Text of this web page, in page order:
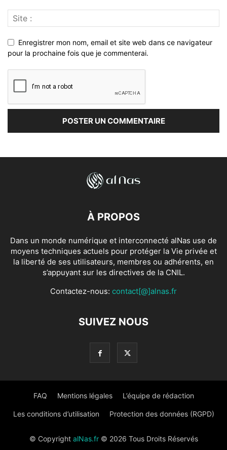
Enregistrer mon nom, email et site web dans ce navigateur
pour la prochaine fois que je commenterai.
À PROPOS
Dans un monde numérique et interconnecté alNas use de
moyens techniques actuels pour protéger la Vie privée et
la liberté de ses utilisateurs, membres ou adhérents, en
s’appuyant sur les directives de la CNIL.
Contactez-nous: contact[@]alnas.fr
SUIVEZ NOUS
FAQ Mentions légales L’équipe de rédaction
Les conditions d’utilisation Protection des données (RGPD)
© Copyright alNas.fr© 2026 Tous Droits Réservés